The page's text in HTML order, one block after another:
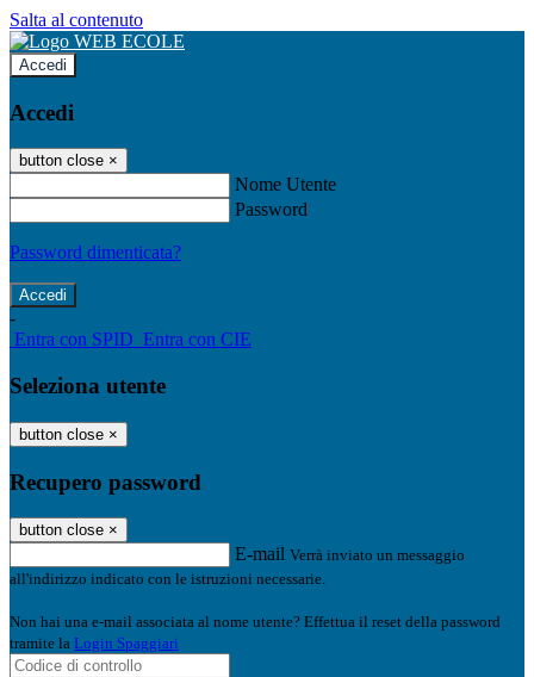
Salta al contenuto
Accedi
Accedi
button close ×
Nome Utente
Password
Password dimenticata?
-
Entra con SPID Entra con CIE
Seleziona utente
button close ×
Recupero password
button close ×
E-mail Verrà inviato un messaggio
all'indirizzo indicato con le istruzioni necessarie.
Non hai una e-mail associata al nome utente? Effettua il reset della password
tramite la Login Spaggiari